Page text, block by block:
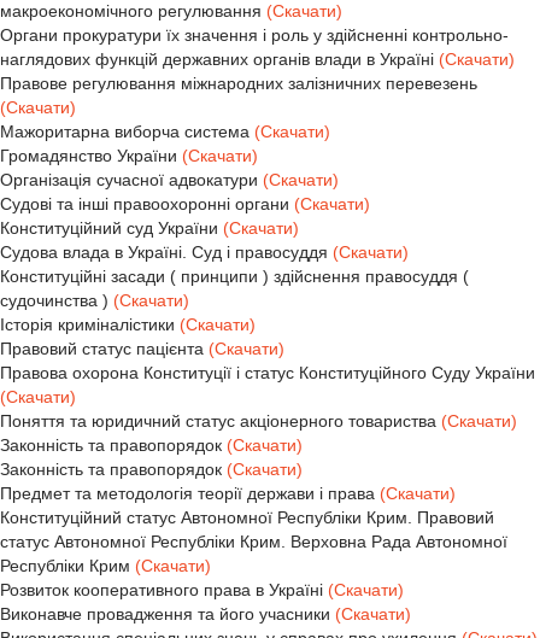
макроекономічного регулювання (Скачати)
Органи прокуратури їх значення і роль у здійсненні контрольно-
наглядових функцій державних органів влади в Україні (Скачати)
Правове регулювання міжнародних залізничних перевезень
(Скачати)
Мажоритарна виборча система (Скачати)
Громадянство України (Скачати)
Організація сучасної адвокатури (Скачати)
Судові та інші правоохоронні органи (Скачати)
Конституційний суд України (Скачати)
Судова влада в Україні. Суд і правосуддя (Скачати)
Конституційні засади ( принципи ) здійснення правосуддя (
судочинства ) (Скачати)
Історія криміналістики (Скачати)
Правовий статус пацієнта (Скачати)
Правова охорона Конституції і статус Конституційного Суду України
(Скачати)
Поняття та юридичний статус акціонерного товариства (Скачати)
Законність та правопорядок (Скачати)
Законність та правопорядок (Скачати)
Предмет та методологія теорії держави і права (Скачати)
Конституційний статус Автономної Республіки Крим. Правовий
статус Автономної Республіки Крим. Верховна Рада Автономної
Республіки Крим (Скачати)
Розвиток кооперативного права в Україні (Скачати)
Виконавче провадження та його учасники (Скачати)